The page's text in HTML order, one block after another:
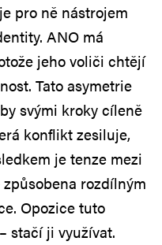
pro ně nástrojem
ANO má
jeho voliči chtějí
Tato asymetrie
svými kroky cíleně
konflikt zesiluje,
je tenze mezi
rozdílným
Opozice tuto
stačí ji využívat.